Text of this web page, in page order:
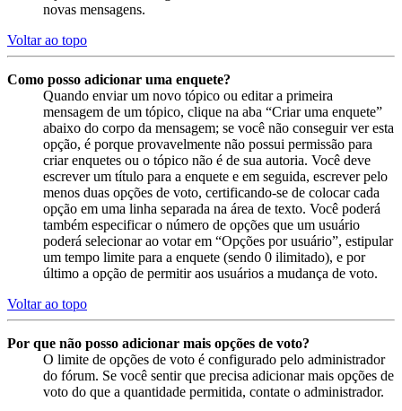
novas mensagens.
Voltar ao topo
Como posso adicionar uma enquete?
Quando enviar um novo tópico ou editar a primeira
mensagem de um tópico, clique na aba “Criar uma enquete”
abaixo do corpo da mensagem; se você não conseguir ver esta
opção, é porque provavelmente não possui permissão para
criar enquetes ou o tópico não é de sua autoria. Você deve
escrever um título para a enquete e em seguida, escrever pelo
menos duas opções de voto, certificando-se de colocar cada
opção em uma linha separada na área de texto. Você poderá
também especificar o número de opções que um usuário
poderá selecionar ao votar em “Opções por usuário”, estipular
um tempo limite para a enquete (sendo 0 ilimitado), e por
último a opção de permitir aos usuários a mudança de voto.
Voltar ao topo
Por que não posso adicionar mais opções de voto?
O limite de opções de voto é configurado pelo administrador
do fórum. Se você sentir que precisa adicionar mais opções de
voto do que a quantidade permitida, contate o administrador.